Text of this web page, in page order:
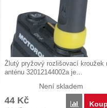
Žlutý pryžový rozlišovací kroužek
anténu 32012144002a je…
Není skladem
44 Kč Porovnat